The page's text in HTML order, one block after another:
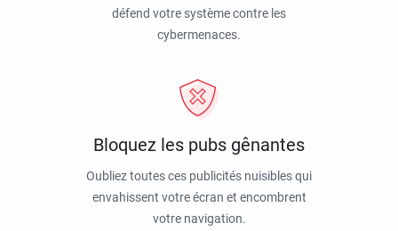
défend votre système contre les
cybermenaces.
Bloquez les pubs gênantes
Oubliez toutes ces publicités nuisibles qui
envahissent votre écran et encombrent
votre navigation.